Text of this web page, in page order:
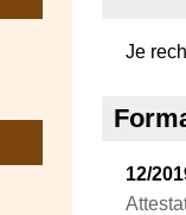
Je
12/